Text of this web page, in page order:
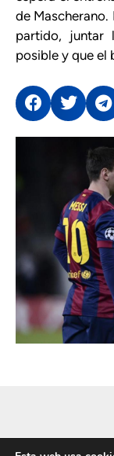
de Mascherano.
partido, juntar
posible y que el